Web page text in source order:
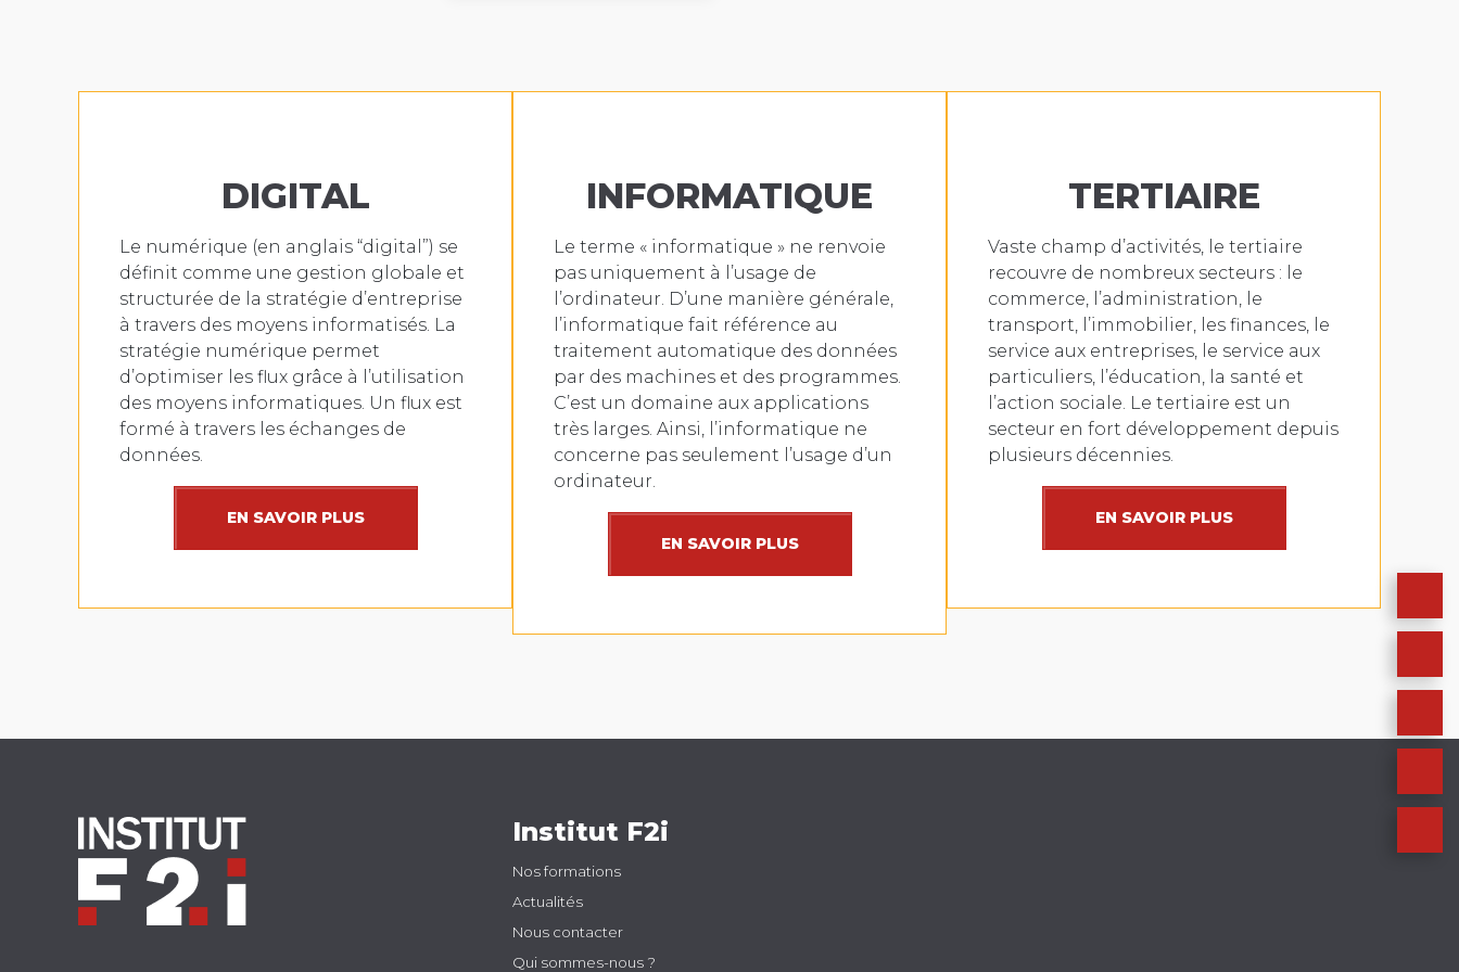
DIGITAL
Le numérique (en anglais “digital”) se
définit comme une gestion globale et
structurée de la stratégie d’entreprise
à travers des moyens informatisés. La
stratégie numérique permet
d’optimiser les flux grâce à l’utilisation
des moyens informatiques. Un flux est
formé à travers les échanges de
données.
EN SAVOIR PLUS
INFORMATIQUE
Le terme « informatique » ne renvoie
pas uniquement à l’usage de
l’ordinateur. D’une manière générale,
l’informatique fait référence au
traitement automatique des données
par des machines et des programmes.
C’est un domaine aux applications
très larges. Ainsi, l’informatique ne
concerne pas seulement l’usage d’un
ordinateur.
EN SAVOIR PLUS
TERTIAIRE
Vaste champ d’activités, le tertiaire
recouvre de nombreux secteurs : le
commerce, l’administration, le
transport, l’immobilier, les finances, le
service aux entreprises, le service aux
particuliers, l’éducation, la santé et
l’action sociale. Le tertiaire est un
secteur en fort développement depuis
plusieurs décennies.
EN SAVOIR PLUS
Institut F2i
Nos formations
Actualités
Nous contacter
Qui sommes-nous ?